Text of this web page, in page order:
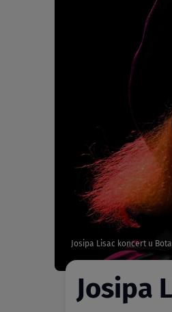
Josipa Lisac koncert u
Josipa